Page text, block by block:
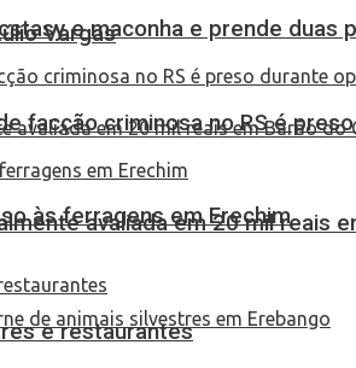
Vargas
avaliada em 20 mil reais
e maconha e prende duas
facção criminosa no RS é
às ferragens em Erechim
e restaurantes